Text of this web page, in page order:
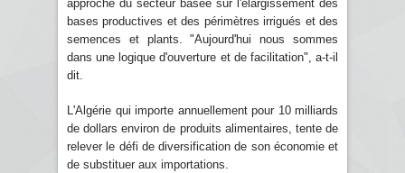
approche du secteur basée sur l'élargissement des
bases productives et des périmètres irrigués et des
semences et plants. "Aujourd'hui nous sommes
dans une logique d'ouverture et de facilitation", a-t-il
dit.
L'Algérie qui importe annuellement pour 10 milliards
de dollars environ de produits alimentaires, tente de
relever le défi de diversification de son économie et
de substituer aux importations.